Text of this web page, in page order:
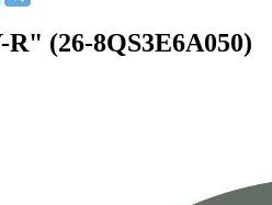
(26-8QS3E6A050)